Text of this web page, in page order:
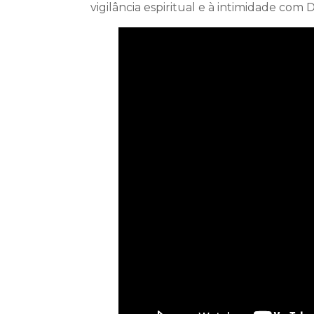
vigilância espiritual e à intimidade com